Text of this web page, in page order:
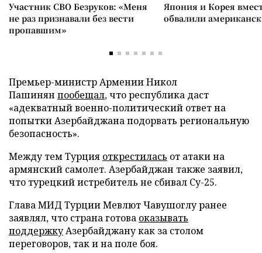
Участник СВО Безруков: «Меня
не раз признавали без вести
пропавшим»
Япония и Корея
обвалили
Премьер-министр Армении Никол
Пашинян пообещал, что республика даст
«адекватный военно-политический ответ на
попытки Азербайджана подорвать региональную
безопасность».
Между тем Турция открестилась от атаки на
армянский самолет. Азербайджан также заявил,
что турецкий истребитель не сбивал Су-25.
Глава МИД Турции Мевлют Чавушоглу ранее
заявлял, что страна готова оказывать
поддержкуАзербайджану как за столом
переговоров, так и на поле боя.